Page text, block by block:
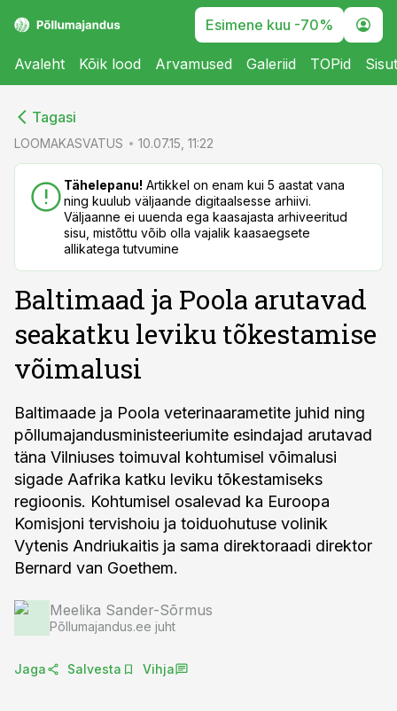
Esimene kuu -70%
Avaleht Kõik lood Arvamused Galeriid TOPid
Tagasi
LOOMAKASVATUS 10.07.15, 11:22
Tähelepanu! Artikkel on enam kui 5 aastat vana
ning kuulub väljaande digitaalsesse arhiivi.
Väljaanne ei uuenda ega kaasajasta arhiveeritud
sisu, mistõttu võib olla vajalik kaasaegsete
allikatega tutvumine
Baltimaad ja Poola arutavad
seakatku leviku tõkestamise
võimalusi
Baltimaade ja Poola veterinaarametite juhid ning
põllumajandusministeeriumite esindajad arutavad
täna Vilniuses toimuval kohtumisel võimalusi
sigade Aafrika katku leviku tõkestamiseks
regioonis. Kohtumisel osalevad ka Euroopa
Komisjoni tervishoiu ja toiduohutuse volinik
Vytenis Andriukaitis ja sama direktoraadi direktor
Bernard van Goethem.
Meelika Sander-Sõrmus
Põllumajandus.ee juht
Jaga Salvesta Vihja